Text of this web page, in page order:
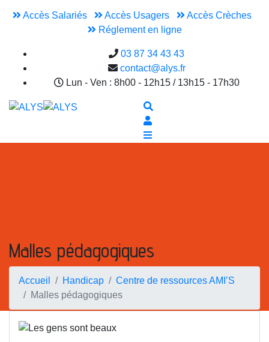
Accès Salariés Accès Usagers
Accès Crèches
Réglement en ligne
03 87 34 43 43
contact@alys.fr
Lun - Ven : 8h00 - 12h15 / 13h15 - 17h30
Malles pédagogiques
Accueil Handicap
Centre de ressources AMI’S
Malles pédagogiques